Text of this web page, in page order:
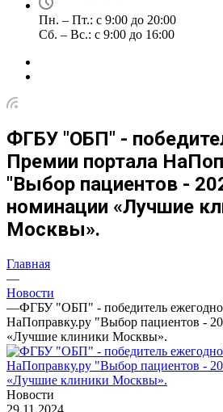
Пн. – Пт.: с 9:00 до 20:00
Сб. – Вс.: с 9:00 до 16:00
ФГБУ "ОБП" -
Премии портала
"Выбор пациентов -
номинации «Лучшие
Москвы».
Главная
—
Новости
—ФГБУ "ОБП" - победитель
НаПоправку.ру "Выбор пациентов -
«Лучшие клиники Москвы».
Новости
29.11.2024